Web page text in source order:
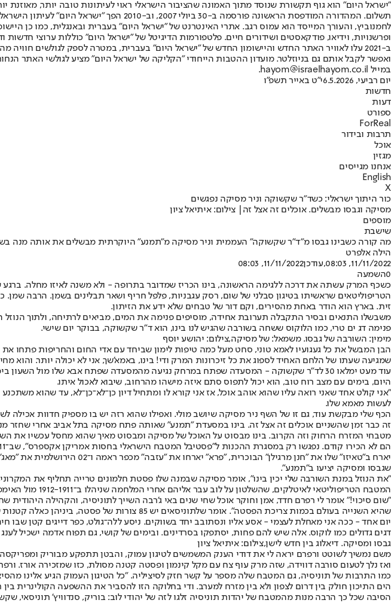
"ישראל היום" הוא גוף תקשורת שנוסד מתוך האמונה שהציבור הישראלי ראוי לעיתונות טובה יותר, מאוזנת
תשלום. המהדורה המודפסת הראשונה פורסמה ב-30
ופרשנויות, וידיאו, פודקאסטים ושידורים חיים. פלטפורמות הדיגיטל של "ישראל היום" כוללות ערוצי חדשות
ב-2021 עלו לאוויר האתר החדש והיישומון החדש של "ישראל היום" בעברית, במטרה לספק לגולשים
ואפשר לקבל אותם גם בניוזלטר. מועדון ההטבות הייחודי "הקליקה של ישראל היום" מציע לגולשי האתר
במייל hayom@israelhayom.co.il.
יום רביעי, 6.5.2026
י"ט באייר תשפ"ו
חדשות
דעות
ספורט
ForReal
תרבות ובידור
אוכל
מגזין
אנחנו מגייסים
English
X
כור היתוך ישראלי: כשד"ר שקשוקה וניר מסיקה נפגשים
מסיקה וגבסו מבשלים. אוכלים זה אצל זה| צילום: איתיאל ציון
מוספים
שישבת
מה קורה כשבינו גבסו מ"ד"ר שקשוקה" העממית וניר מסיקה מ"תמנע" היוקרתית מבשלים את אותה מנה
הילה אלפרט
11/11/2022, 08:03
,עודכן11/11/2022, 08:03
0השמעה
כשכף המרק עשתה את דרכה ללגימה הראשונה, בינו הכריז שמדובר בתרופה - ולא משנה לאיזו מחלה. ברגע
הטריפוליטאים שראשיתו בטיגון סבלני של שום, רסק עגבניות, פלפל חריף ושאר תבלינים בשמן. הרבה
זית. בארץ הוא הודר באחת מהסירים, וקם דור של טבחים שלא ידע את הזיתון.
משבשלו התנאים ובסיר התקבלה תערובת אחידה, מוסיפים פנימה את המים, מביאים לרתיחה, ולתוך
פנימה דג ים טרי, כמו הלוקוס ששחה בשורבה שהגיש לנו בינו, הוא ד"ר שקשוקה, בבוקר יום שישי.
מימין: השורבה של גבסו. משמאל: של מסיקה,צילום: יהושע יוסף
הבן המבשל את כל געגועיו לאמא טוני, סחט מעל כמה טיפות לימון שביחד עם אדי החום והחריפות פתחו
שמגיעה שעתו של הלחם האחיד לספוג את כל זיכרונות המרק ודי! בינו, באמא'שך, אני לא יכולה יותר. והוא
עוד מעט ימלאו 30 לד"ר שקשוקה - המסעדה שפתח במרחק נגיעה מהמסעדה שפתח אבא שלו
היום, בימים עם מצב רוח טוב, הוא יכול לתפוס סתם איזה מישהו מהרחוב, שיבוא לאכול איתו.
"אני קולט אחד שאני רואה עליו שהוא אוהב אוכל, אז אני קורא לו ומתחיל דיון כן־לא־כן־לא, עד שהוא
לעשות מאמא שלו.
הכף שלי מבקשת עוד, גם זו של השף ניר מסיקה שיושב מולי. ואפילו שהוא רזה יש בו מספיק חדוות
זה כבר זמן שהשניים אוכלים זה אצל זה. בינו במסעדת "תמנע" שאותה פתח מסיקה בתל אביב אחרי שחזר
מטבחי המזרח הרחוק וזה הקרוב. בינו מבסוט על האוכל של מסיקה ומבסוט מאיך שהוא מחסל עכשיו את
יארח ב"טאיזו" שלו את "חנן
שגבסו ומסיקה יציעו ב"תמנע".
"את הנוזל במנת השורבה שלי יכין בינו", אומר מסיקה שבמנה שלו פסטת חלמונים טרייה תחליף את
המטבח הטריפוליטאי לאיטלקים, שהשלטון על לוב עבר אליהם אחרי המלחמה שניהלו ב־1912-1911 מול האימפריה העות'מאנית.
"שום סיכוי!" אומר לי רפרם חדד, אמן וחוקר אוכל שחי שנים באי ג'רבה השייך לתוניסיה, והקהילה
שהיא השנייה בעולם בכמות צריכת הפסטה". אומר שלתוניסאים יש 85 צורות של פסטה, ביניהן כאלה קטנות ששוחות במרקי דגים אדומים חריפים.
יום אחד - ככה אני מאחלת לעצמי - אסע אליו ונסתובב יחד בשווקים. ניסע ללה־גולט, כפר דייגים קטן
דגים גדולים כמו לוקוס. אלה שיש להם פחות, יסתפקו בסרדינים. ובימים של קושי, גם תפוח אדמה ישכיל
גבסו ומסיקה. דיאלוג בין חדש לישן,צילום: איתיאל ציון
משם נמשיך לשוטט ורפרם יראה לי את דודי הענק המשמשים לטיגון עמוק, והבטן תתפקע מבוריק ומפריקסה.
ואז נלך לטעום סורבה דווידה, שזה מרק עוף צח עם מקל קינמון ופסטה קטנה מסולת, כזו שמזכירה אורז.
כמו התרבות של תוניסיה, גם המטבח שלה מספר על קשר חזק לסיציליה. "כל הטיגון העמוק הגיע אלינו
הים התיכון חולק בין דרום לצפון ולא בין מזרח למערב. ודי בחלוקה הזו להסביר את ההשפעה הקולינרית
הסיבה שכל כך הרבה מנות מהמטבח של יהדות תוניסיה זלגו לזה של יהודי לוב: בוריק, סנדוויץ'